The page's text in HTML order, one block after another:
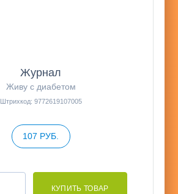
Журнал
Живу с диабетом
Штрихкод: 9772619107005
107 РУБ.